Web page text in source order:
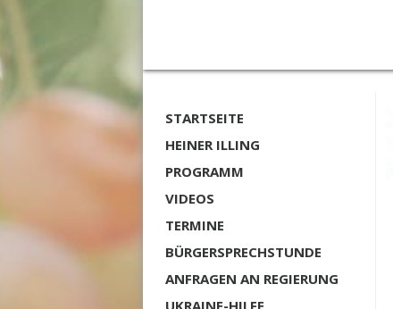
STARTSEITE
HEINER ILLING
PROGRAMM
VIDEOS
TERMINE
BÜRGERSPRECHSTUNDE
ANFRAGEN AN REGIERUNG
UKRAINE-HILFE